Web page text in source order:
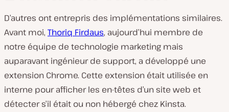
D’autres ont entrepris des implémentations similaires.
Avant moi, Thoriq Firdaus, aujourd’hui membre de
notre équipe de technologie marketing mais
auparavant ingénieur de support, a développé une
extension Chrome. Cette extension était utilisée en
interne pour afficher les en-têtes d’un site web et
détecter s’il était ou non hébergé chez Kinsta.